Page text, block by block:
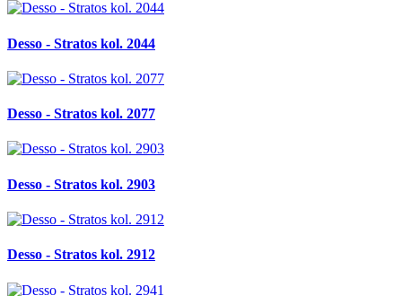
Desso - Stratos kol. 2044
Desso - Stratos kol. 2077
Desso - Stratos kol. 2903
Desso - Stratos kol. 2912